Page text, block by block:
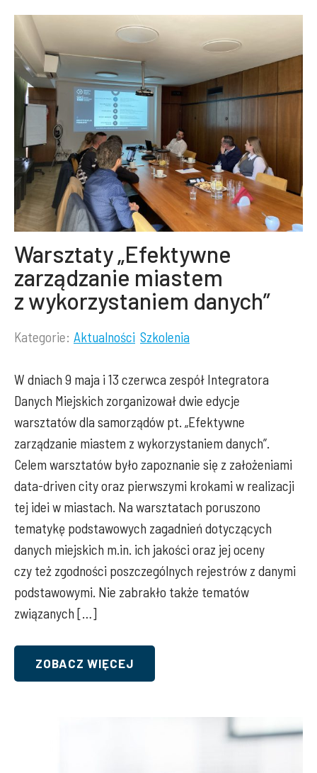
Warsztaty „Efektywne
zarządzanie miastem
z wykorzystaniem danych”
Lista
wpisu:
Kategorie: Aktualności Szkolenia
W dniach 9 maja i 13 czerwca zespół Integratora
Danych Miejskich zorganizował dwie edycje
warsztatów dla samorządów pt. „Efektywne
zarządzanie miastem z wykorzystaniem danych”.
Celem warsztatów było zapoznanie się z założeniami
data-driven city oraz pierwszymi krokami w realizacji
tej idei w miastach. Na warsztatach poruszono
tematykę podstawowych zagadnień dotyczących
danych miejskich m.in. ich jakości oraz jej oceny
czy też zgodności poszczególnych rejestrów z danymi
podstawowymi. Nie zabrakło także tematów
związanych […]
ZOBACZ WIĘCEJ